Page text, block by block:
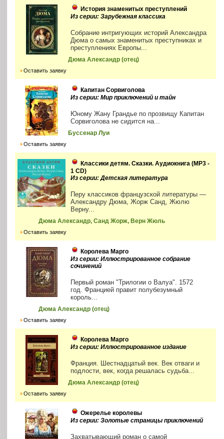
История знаменитых преступлений
Из серии: Зарубежная классика
Собрание интригующих историй Александра
Дюма о самых знаменитых преступниках и
преступлениях Европы...
Дюма Александр (отец)
Оставить заявку
Капитан Сорвиголова
Из серии: Мир приключений и тайн
Юному Жану Грандье по прозвищу Капитан
Сорвиголова не сидится на...
Буссенар Луи
Оставить заявку
Классики детям. Сказки. Аудиокнига (MP3 -
1 CD)
Из серии: Детская литература
Перу классиков французской литературы —
Александру Дюма, Жорж Санд, Жюлю
Верну...
Дюма Александр, Санд Жорж, Верн Жюль
Оставить заявку
Королева Марго
Из серии: Иллюстрированное собрание
сочинений
Первый роман "Трилогии о Валуа". 1572
год. Францией правит полубезумный
король...
Дюма Александр (отец)
Оставить заявку
Королева Марго
Из серии: Иллюстрированное издание
Франция. Шестнадцатый век. Век отваги и
подлости, век, когда решалась судьба...
Дюма Александр (отец)
Оставить заявку
Ожерелье королевы
Из серии: Золотые страницы приключений
Захватывающий роман о самой